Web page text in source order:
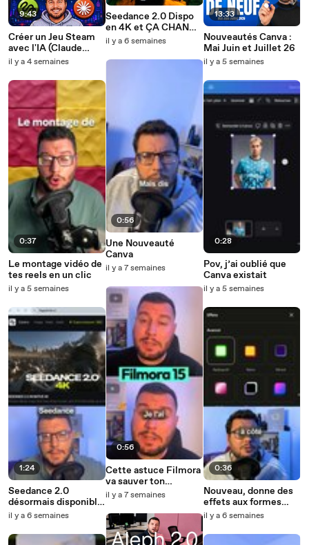
9:43
Créer un Jeu Steam
avec l'IA (Claude
Fable 5 + Higgsfield)
il y a 4 semaines
0:37
Le montage vidéo de
tes reels en un clic
il y a 5 semaines
1:24
Seedance 2.0
désormais disponible
en 4k
il y a 6 semaines
Seedance 2.0 Dispo
en 4K et ÇA CHANGE
TOUT (Higgsfield)
il y a 6 semaines
0:56
Une Nouveauté
Canva
il y a 7 semaines
0:56
Cette astuce Filmora
va sauver ton
montage
il y a 7 semaines
13:33
Nouveautés Canva :
Mai Juin et Juillet 26
il y a 5 semaines
0:28
Pov, j’ai oublié que
Canva existait
il y a 5 semaines
0:36
Nouveau, donne des
effets aux formes
dans Canva
il y a 6 semaines